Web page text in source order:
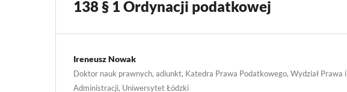
138 § 1 Ordynacji podatkowej
Ireneusz Nowak
Doktor nauk prawnych, adiunkt, Katedra Prawa Podatkowego, Wydział Prawa i
Administracji, Uniwersytet Łódzki